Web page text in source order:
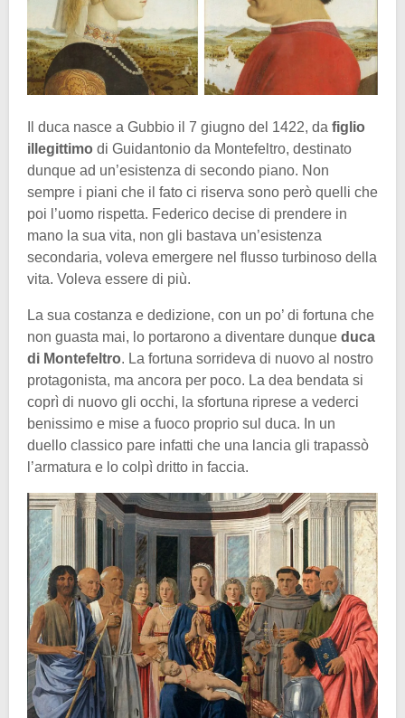
Il duca nasce a Gubbio il 7 giugno del 1422, da figlio
illegittimo di Guidantonio da Montefeltro, destinato
dunque ad un’esistenza di secondo piano. Non
sempre i piani che il fato ci riserva sono però quelli che
poi l’uomo rispetta. Federico decise di prendere in
mano la sua vita, non gli bastava un’esistenza
secondaria, voleva emergere nel flusso turbinoso della
vita. Voleva essere di più.
La sua costanza e dedizione, con un po’ di fortuna che
non guasta mai, lo portarono a diventare dunque duca
di Montefeltro. La fortuna sorrideva di nuovo al nostro
protagonista, ma ancora per poco. La dea bendata si
coprì di nuovo gli occhi, la sfortuna riprese a vederci
benissimo e mise a fuoco proprio sul duca. In un
duello classico pare infatti che una lancia gli trapassò
l’armatura e lo colpì dritto in faccia.